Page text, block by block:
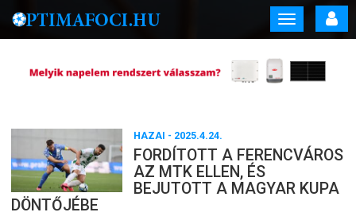
Toggle
navigation
HAZAI - 2025.4.24.
FORDÍTOTT A FERENCVÁROS
AZ MTK ELLEN, ÉS
BEJUTOTT A MAGYAR KUPA
DÖNTŐJÉBE